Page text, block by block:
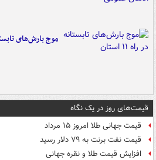
موج بارش‌های تابستانه
قیمت‌های روز در یک نگاه
قیمت جهانی طلا امروز ۱۵ مرداد
قیمت نفت برنت به ۷۹ دلار رسید
افزایش قیمت طلا و نقره جهانی